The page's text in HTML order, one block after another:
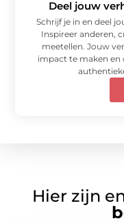
Deel jouw
Schrijf je in en deel
Inspireer anderen,
meetellen. Jouw
impact te maken
Hier zijn